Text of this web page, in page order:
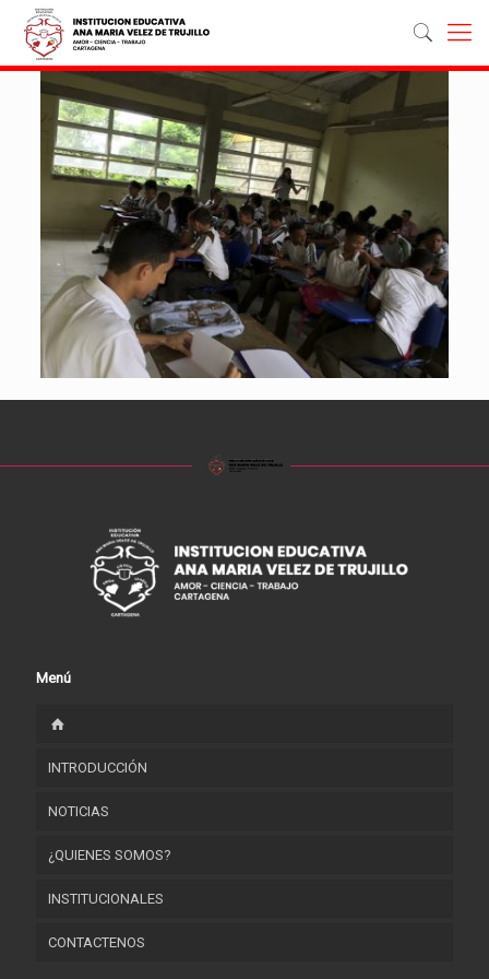
Menú
INTRODUCCIÓN
NOTICIAS
¿QUIENES SOMOS?
HORIZONTE INSTITUCIONAL
RESEÑA HISTÓRICA
INSTITUCIONALES
FORMATOS INSTITUCIONALES
CONTACTENOS